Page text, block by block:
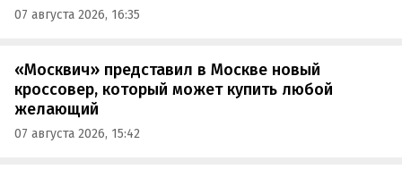
07 августа 2026, 16:35
«Москвич» представил в Москве новый
кроссовер, который может купить любой
желающий
07 августа 2026, 15:42